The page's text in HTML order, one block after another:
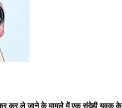
कर ले जाने के मामले में एक संदेही युवक के